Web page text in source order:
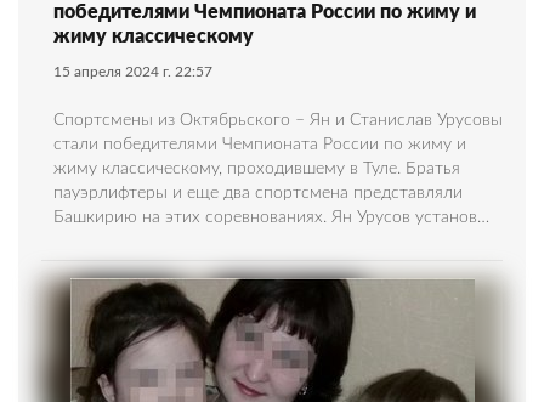
победителями Чемпионата России по жиму и
жиму классическому
15 апреля 2024 г. 22:57
Спортсмены из Октябрьского – Ян и Станислав Урусовы
стали победителями Чемпионата России по жиму и
жиму классическому, проходившему в Туле. Братья
пауэрлифтеры и еще два спортсмена представляли
Башкирию на этих соревнованиях. Ян Урусов установ…